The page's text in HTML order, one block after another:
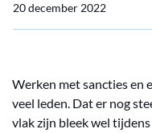
20 december 2022
Werken met sancties en
veel leden. Dat er nog
vlak zijn bleek wel